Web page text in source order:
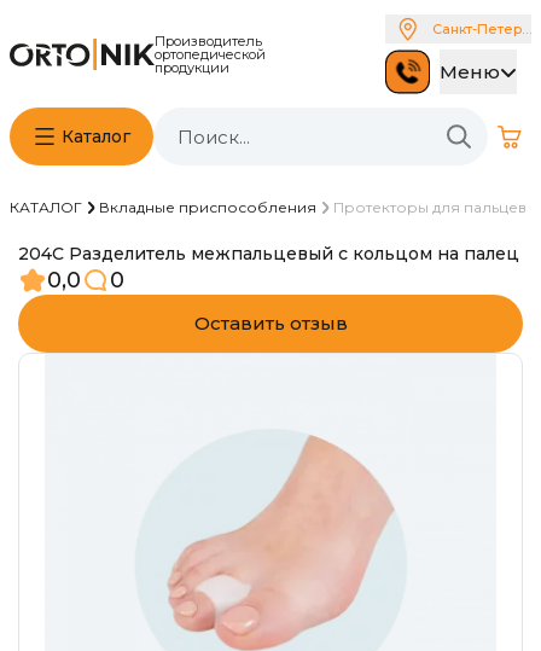
Производитель
ортопедической
продукции
Санкт-
Меню
Каталог
КАТАЛОГ Вкладные приспособления Протекторы для пальцев
204С Разделитель межпальцевый с кольцом на палец
0,0 0
Оставить отзыв